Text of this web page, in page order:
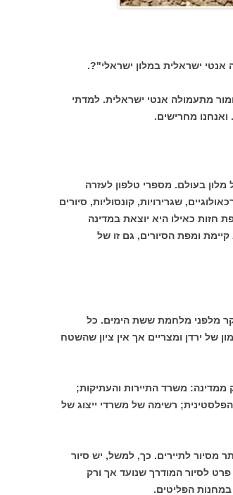
ישראלית במלון ישראלי"?.
מתעמולה אנטי ישראלית. למדתי
בעולם. מספרי טלפון לעזרה
שגרירויות, קונסוליות, סיורים
חזות כאילו היא יוצאת במדינה
ומפת הסיורים, גם זו של
מלפני מלחמת ששת הימים. כל
של ירדן ומצריים אך אין ציון שהשטח
משרד התיירות והעתיקות;
רשימה של משרדי ייצוג של
מסיור לתיירים. כך, למשל, יש סיור
לסיור המודרך שנועד אך ורק
הפליטים.